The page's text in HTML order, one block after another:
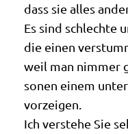
dass sie alles
Es sind schlech­te
die einen
weil man nim­mer
so­nen einem
vorzeigen.
Ich ver­ste­he Sie